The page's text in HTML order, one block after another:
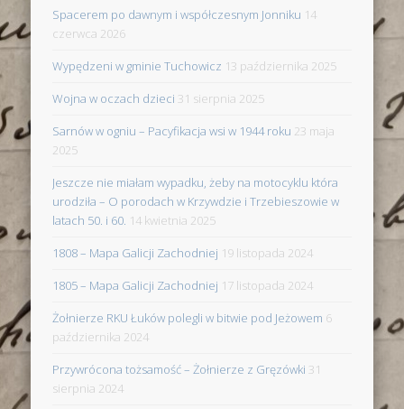
Spacerem po dawnym i współczesnym Jonniku 14
czerwca 2026
Wypędzeni w gminie Tuchowicz 13 października 2025
Wojna w oczach dzieci 31 sierpnia 2025
Sarnów w ogniu – Pacyfikacja wsi w 1944 roku 23 maja
2025
Jeszcze nie miałam wypadku, żeby na motocyklu która
urodziła – O porodach w Krzywdzie i Trzebieszowie w
latach 50. i 60. 14 kwietnia 2025
1808 – Mapa Galicji Zachodniej 19 listopada 2024
1805 – Mapa Galicji Zachodniej 17 listopada 2024
Żołnierze RKU Łuków polegli w bitwie pod Jeżowem 6
października 2024
Przywrócona tożsamość – Żołnierze z Gręzówki 31
sierpnia 2024